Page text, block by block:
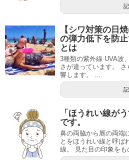
【シワ対策の日
の弾力低下を防
とは
3種類の紫外線 UVA波
さが違っています。
響します。 ...
「ほうれい線が
です。
鼻の両脇から唇の両端
とをほうれい線と呼ば
線。 見た目の印象をも